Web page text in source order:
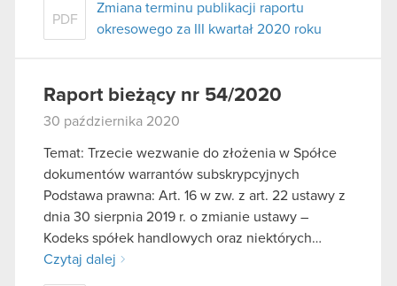
PDF
Zmiana terminu publikacji raportu
okresowego za III kwartał 2020 roku
Raport bieżący nr 54/2020
30 października 2020
Temat: Trzecie wezwanie do złożenia w Spółce
dokumentów warrantów subskrypcyjnych
Podstawa prawna: Art. 16 w zw. z art. 22 ustawy z
dnia 30 sierpnia 2019 r. o zmianie ustawy –
Kodeks spółek handlowych oraz niektórych…
Czytaj dalej